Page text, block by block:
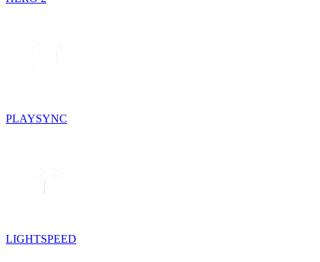
PLAYSYNC
LIGHTSPEED